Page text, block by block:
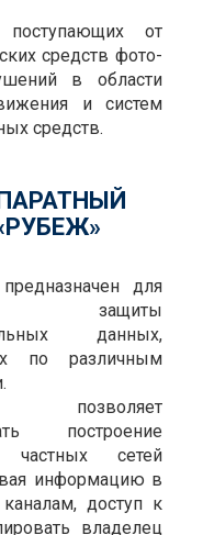
поступающих от
средств фото-
в области
и систем
средств.
для
защиты
данных,
по различным
позволяет
построение
частных сетей
информацию в
доступ к
владелец